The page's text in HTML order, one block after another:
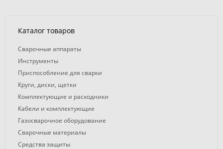
Каталог товаров
Сварочные аппараты
Инструменты
Приспособление для сварки
Круги, диски, щетки
Комплектующие и расходники
Кабели и комплектующие
Газосварочное оборудование
Сварочные материалы
Средства защиты